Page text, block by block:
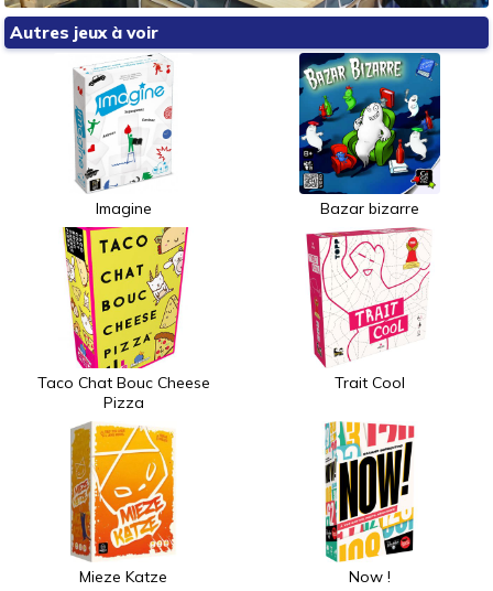
Autres jeux à voir
Imagine Bazar bizarre
Taco Chat Bouc Cheese
Pizza
Trait Cool
Mieze Katze Now !